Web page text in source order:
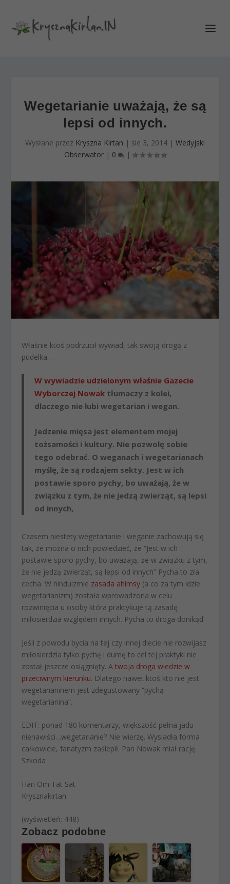
Wegetarianie uważają, że są
lepsi od innych.
Wysłane przez Kryszna Kirtan | sie 3, 2014 | Wedyjski
Obserwator| 0 |
Właśnie ktoś podrzucił wywiad, tak swoją drogą z
pudelka…
W wywiadzie udzielonym właśnie Gazecie
Wyborczej Nowak tłumaczy z kolei,
dlaczego nie lubi wegetarian i wegan.
Jedzenie mięsa jest elementem mojej
tożsamości i kultury. Nie pozwolę sobie
tego odebrać. O weganach i wegetarianach
myślę, że są rodzajem sekty. Jest w ich
postawie sporo pychy, bo uważają, że w
związku z tym, że nie jedzą zwierząt, są lepsi
od innych,
Czasem niestety wegetarianie i weganie zachowują się
tak, że można o nich powiedzieć, że “Jest w ich
postawie sporo pychy, bo uważają, że w związku z tym,
że nie jedzą zwierząt, są lepsi od innych” Pycha to zła
cecha. W hinduizmie zasada ahimsy (a co za tym idzie
wegetarianizm) została wprowadzona w celu
rozwinięcia u osoby która praktykuje tą zasadę
miłosierdzia względem innych. Pycha to droga donikąd.
Jeśli z powodu bycia na tej czy innej diecie nie rozwijasz
miłosierdzia tylko pychę i dumę to cel tej praktyki nie
został jeszcze osiągnięty. Atwoja droga wiedzie w
przeciwnym kierunku. Dlatego nawet ktoś kto nie jest
wegetarianinem jest zdegustowany “pychą
wegetarianina”.
EDIT: ponad 180 komentarzy, większość pełna jadu
nienawiści…wegetarianie? Nie wierzę. Wysiadła forma
całkowicie, fanatyzm zaślepił. Pan Nowak miał rację.
Szkoda
Hari Om Tat Sat
Krysznakirtan
(wyświetleń: 448)
Zobacz podobne